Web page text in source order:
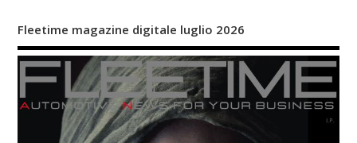
Fleetime magazine digitale luglio 2026